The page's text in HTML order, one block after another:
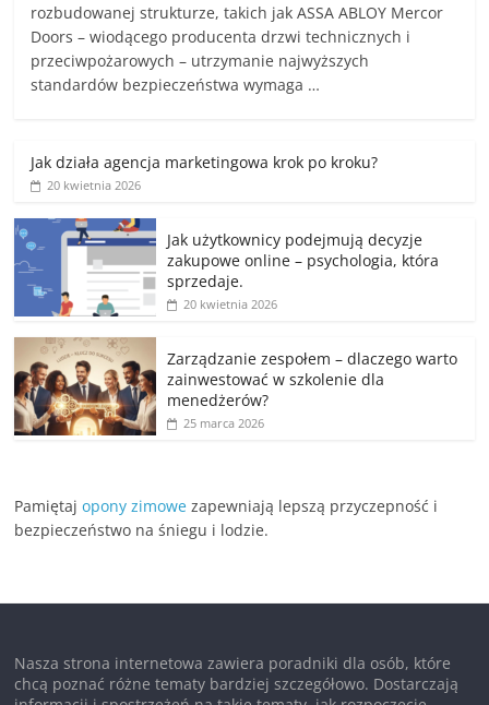
rozbudowanej strukturze, takich jak ASSA ABLOY Mercor
Doors – wiodącego producenta drzwi technicznych i
przeciwpożarowych – utrzymanie najwyższych
standardów bezpieczeństwa wymaga …
Jak działa agencja marketingowa krok po kroku?
20 kwietnia 2026
Jak użytkownicy podejmują decyzje
zakupowe online – psychologia, która
sprzedaje.
20 kwietnia 2026
Zarządzanie zespołem – dlaczego warto
zainwestować w szkolenie dla
menedżerów?
25 marca 2026
Pamiętajopony zimowe zapewniają lepszą przyczepność i
bezpieczeństwo na śniegu i lodzie.
Nasza strona internetowa zawiera poradniki dla osób, które
chcą poznać różne tematy bardziej szczegółowo. Dostarczają